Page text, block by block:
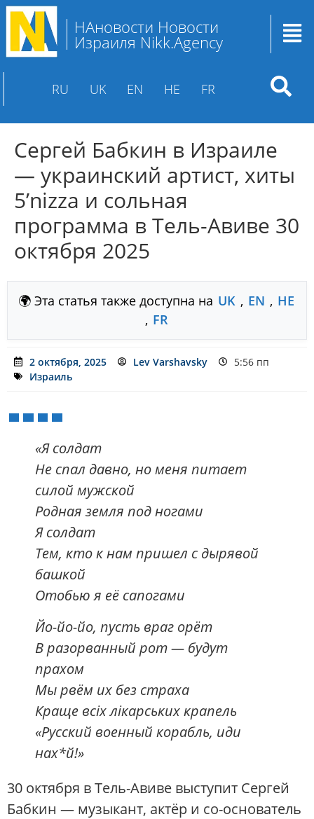
НАновости Новости
Израиля Nikk.Agency
RU UK EN HE FR
Сергей Бабкин в Израиле
— украинский артист, хиты
5’nizza и сольная
программа в Тель-Авиве 30
октября 2025
🌍 Эта статья также доступна на UK , EN , HE
, FR
2 октября, 2025 Lev Varshavsky
5:56 пп
Израиль
«Я солдат
Не спал давно, но меня питает
силой мужской
Родная земля под ногами
Я солдат
Тем, кто к нам пришел с дырявой
башкой
Отобью я её сапогами
Йо-йо-йо, пусть враг орёт
В разорванный рот — будут
прахом
Мы рвём их без страха
Краще всіх лікарських крапель
«Русский военный корабль, иди
нах*й!»
30 октября в Тель-Авиве выступит Сергей
Бабкин — музыкант, актёр и со-основатель